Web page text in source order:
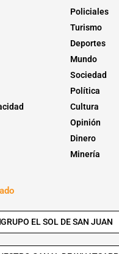
Policiales
Turismo
Deportes
Mundo
Sociedad
Política
Cultura
Opinión
Dinero
Minería
GRUPO EL SOL DE SAN JUAN